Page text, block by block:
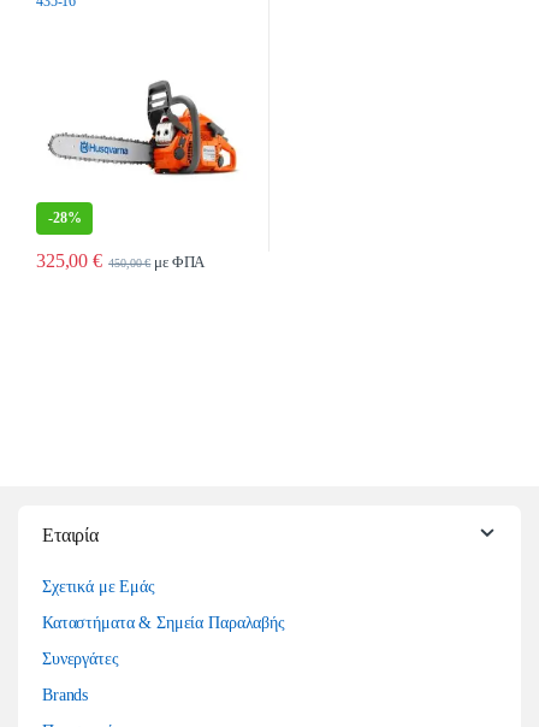
-28%
325,00€ 450,00€με ΦΠΑ
Εταιρία
Σχετικά με Εμάς
Καταστήματα & Σημεία Παραλαβής
Συνεργάτες
Brands